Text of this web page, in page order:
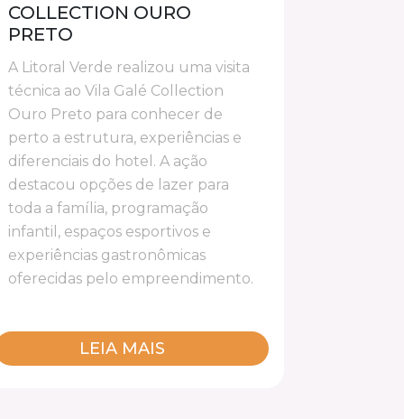
COLLECTION OURO
PRETO
A Litoral Verde realizou uma visita
técnica ao Vila Galé Collection
Ouro Preto para conhecer de
perto a estrutura, experiências e
diferenciais do hotel. A ação
destacou opções de lazer para
toda a família, programação
infantil, espaços esportivos e
experiências gastronômicas
oferecidas pelo empreendimento.
LEIA MAIS